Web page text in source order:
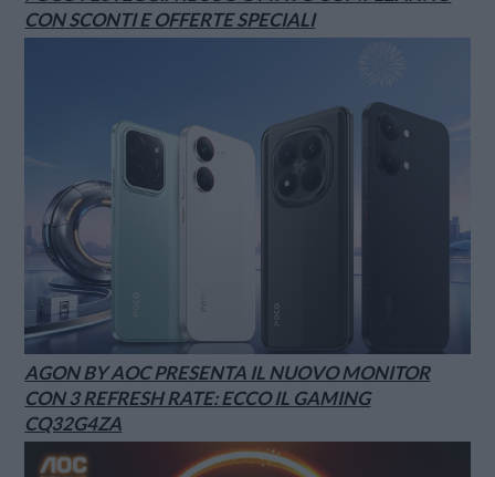
CON SCONTI E OFFERTE SPECIALI
AGON BY AOC PRESENTA IL NUOVO MONITOR
CON 3 REFRESH RATE: ECCO IL GAMING
CQ32G4ZA